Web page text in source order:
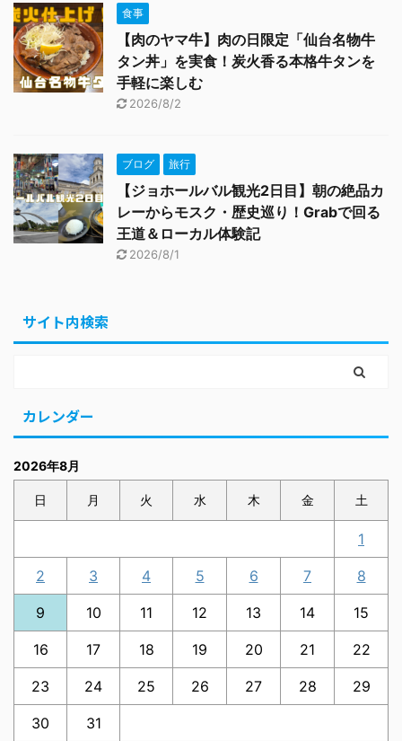
食事
【肉のヤマ牛】肉の日限定「仙台名物牛
タン丼」を実食！炭火香る本格牛タンを
手軽に楽しむ
2026/8/2
ブログ 旅行
【ジョホールバル観光2日目】朝の絶品カ
レーからモスク・歴史巡り！Grabで回る
王道＆ローカル体験記
2026/8/1
サイト内検索
カレンダー
2026年8月
日 月 火 水 木 金 土
1
2 3 4 5 6 7 8
9 10 11 12 13 14 15
16 17 18 19 20 21 22
23 24 25 26 27 28 29
30
31